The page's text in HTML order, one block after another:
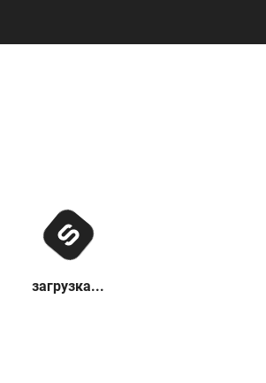
загрузка...